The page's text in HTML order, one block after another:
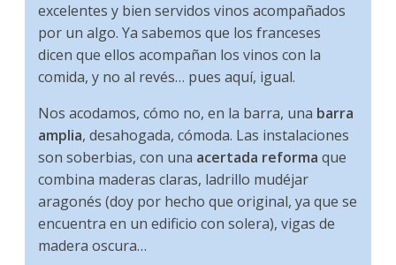
excelentes y bien servidos vinos acompañados
por un algo. Ya sabemos que los franceses
dicen que ellos acompañan los vinos con la
comida, y no al revés… pues aquí, igual.
Nos acodamos, cómo no, en la barra, una barra
amplia, desahogada, cómoda. Las instalaciones
son soberbias, con una acertada reforma que
combina maderas claras, ladrillo mudéjar
aragonés (doy por hecho que original, ya que se
encuentra en un edificio con solera), vigas de
madera oscura…